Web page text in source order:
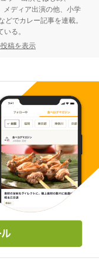
メディア出演の他、小学
でカレー記事を連載。
る。
稿を表示